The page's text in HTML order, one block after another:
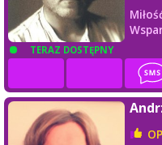
TERAZ DOSTĘPNY